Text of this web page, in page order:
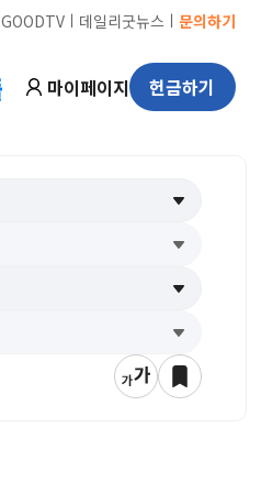
GOODTVㅣ 데일리굿뉴스 ㅣ 문의하기
마이페이지 헌금하기